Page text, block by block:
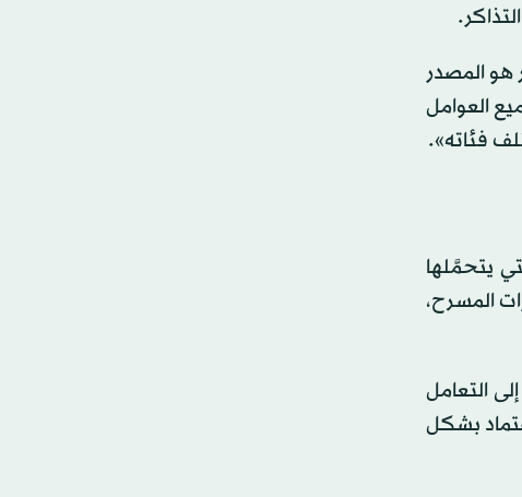
هو المصدر
العوامل
فئاته».
يتحمَّلها
المسرح،
التعامل
بشكل